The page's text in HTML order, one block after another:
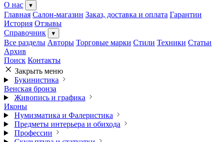
О нас
▾
Главная Салон-магазин Заказ, доставка и оплата Гарантии
История Отзывы
Справочник
▾
Все разделы Авторы Торговые марки Стили Техники Статьи
Архив
Поиск Контакты
Закрыть меню
Букинистика
Венская бронза
Живопись и графика
Иконы
Нумизматика и Фалеристика
Предметы интерьера и обихода
Профессии